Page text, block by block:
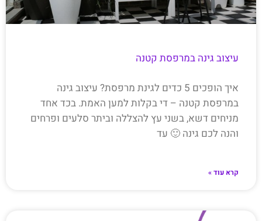
עיצוב גינה במרפסת קטנה
איך הופכים 5 כדים לגינת מרפסת? עיצוב גינה
במרפסת קטנה – די בקלות למען האמת. בכד אחד
מניחים דשא, בשני עץ להצללה וביתר סלעים ופרחים
והנה לכם גינה 🙂 עד
קרא עוד »